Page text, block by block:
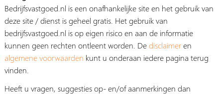
Bedrijfsvastgoed.nl is een onafhankelijke site en het gebruik van
deze site / dienst is geheel gratis. Het gebruik van
bedrijfsvastgoed.nl is op eigen risico en aan de informatie
kunnen geen rechten ontleent worden. Dedisclaimeren
algemene voorwaarden kunt u onderaan iedere pagina terug
vinden.
Heeft u vragen, suggesties op- en/of aanmerkingen dan